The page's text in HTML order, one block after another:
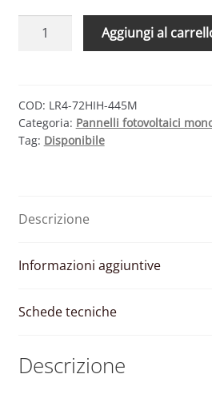
LONGI
445M
–
MODULO
W
Aggiungi al
COD: LR4-72HIH-445M
Categoria: Pannelli fotovoltaici
Tag: Disponibile
Descrizione
Informazioni aggiuntive
Schede tecniche
Descrizione